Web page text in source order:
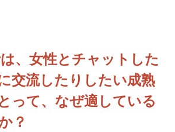
、女性とチャットした
交流したりしたい成熟
って、なぜ適している
？